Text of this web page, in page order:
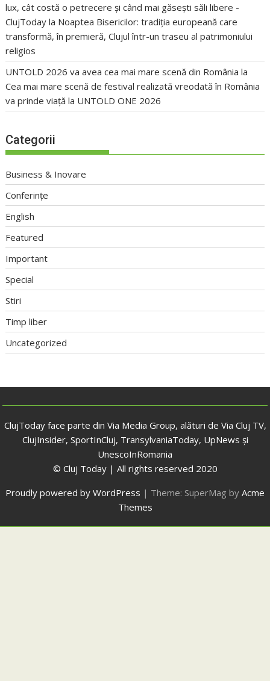
lux, cât costă o petrecere și când mai găsești săli libere -
ClujToday la Noaptea Bisericilor: tradiția europeană care
transformă, în premieră, Clujul într-un traseu al patrimoniului
religios
UNTOLD 2026 va avea cea mai mare scenă din România la
Cea mai mare scenă de festival realizată vreodată în România
va prinde viață la UNTOLD ONE 2026
Categorii
Business & Inovare
Conferințe
English
Featured
Important
Special
Stiri
Timp liber
Uncategorized
ClujToday face parte din Via Media Group, alături de Via Cluj TV,
ClujInsider, SportInCluj, TransylvaniaToday, UpNews și
UnescoInRomania
© Cluj Today | All rights reserved 2020
Proudly powered by WordPress | Theme: SuperMag by Acme
Themes